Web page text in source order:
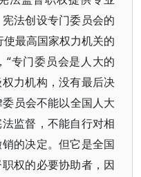
法创设专门委员会的
最高国家权力机关的
“专门委员会是人大的
力机构，没有最后决
员会不能以全国人大
监督，不能自行对相
的决定。但它是全国
权的必要协助者，因